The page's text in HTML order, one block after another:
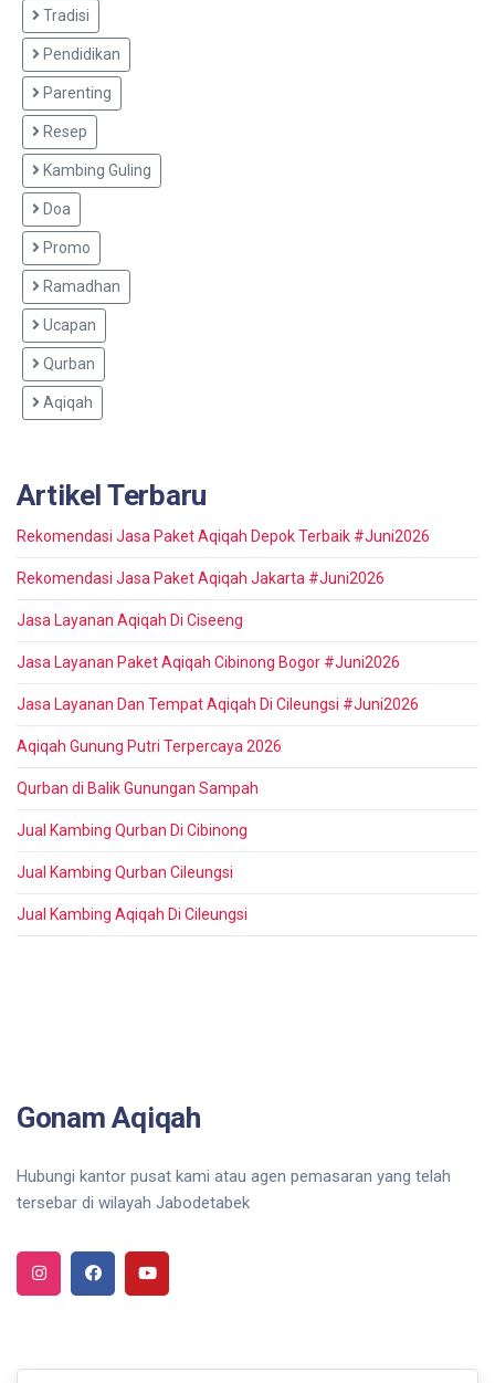
Tradisi
Pendidikan
Parenting
Resep
Kambing Guling
Doa
Promo
Ramadhan
Ucapan
Qurban
Aqiqah
Artikel Terbaru
Rekomendasi Jasa Paket Aqiqah Depok Terbaik #Juni2026
Rekomendasi Jasa Paket Aqiqah Jakarta #Juni2026
Jasa Layanan Aqiqah Di Ciseeng
Jasa Layanan Paket Aqiqah Cibinong Bogor #Juni2026
Jasa Layanan Dan Tempat Aqiqah Di Cileungsi #Juni2026
Aqiqah Gunung Putri Terpercaya 2026
Qurban di Balik Gunungan Sampah
Jual Kambing Qurban Di Cibinong
Jual Kambing Qurban Cileungsi
Jual Kambing Aqiqah Di Cileungsi
Gonam Aqiqah
Hubungi kantor pusat kami atau agen pemasaran yang telah
tersebar di wilayah Jabodetabek